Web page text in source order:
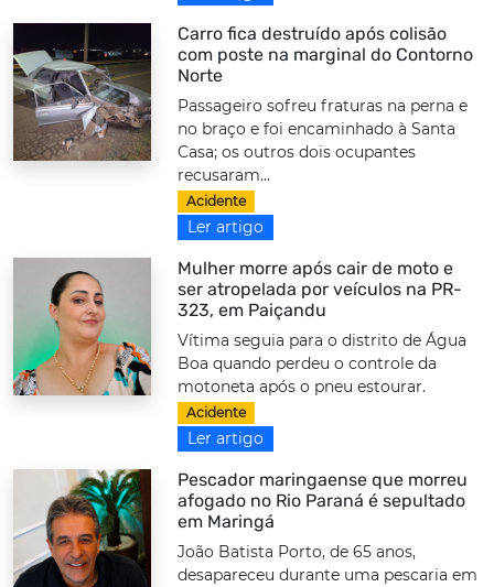
Carro fica destruído após colisão
com poste na marginal do Contorno
Norte
Passageiro sofreu fraturas na perna e
no braço e foi encaminhado à Santa
Casa; os outros dois ocupantes
recusaram...
Acidente
Ler artigo
Mulher morre após cair de moto e
ser atropelada por veículos na PR-
323, em Paiçandu
Vítima seguia para o distrito de Água
Boa quando perdeu o controle da
motoneta após o pneu estourar.
Acidente
Ler artigo
Pescador maringaense que morreu
afogado no Rio Paraná é sepultado
em Maringá
João Batista Porto, de 65 anos,
desapareceu durante uma pescaria em